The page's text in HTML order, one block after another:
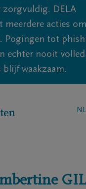
zorgvuldig. DELA
meerdere acties
Pogingen tot
echter nooit
waakzaam.
NL